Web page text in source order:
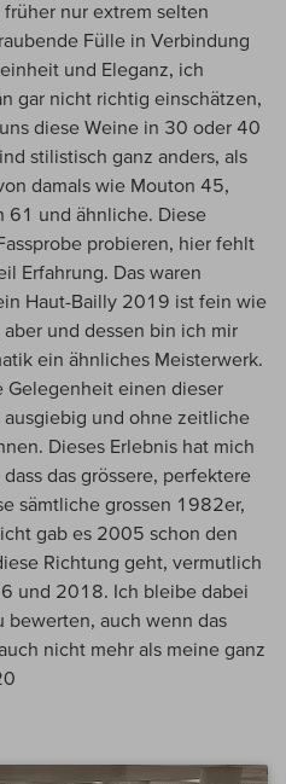
nur extrem selten
Fülle in Verbindung
und Eleganz, ich
gar nicht richtig einschätzen,
diese Weine in 30 oder 40
stilistisch ganz anders, als
damals wie Mouton 45,
61 und ähnliche. Diese
probieren, hier fehlt
Erfahrung. Das waren
Haut-Bailly 2019 ist fein wie
und dessen bin ich mir
ein ähnliches Meisterwerk.
Gelegenheit einen dieser
ausgiebig und ohne zeitliche
Dieses Erlebnis hat mich
das grössere, perfektere
sämtliche grossen 1982er,
gab es 2005 schon den
Richtung geht, vermutlich
und 2018. Ich bleibe dabei
bewerten, auch wenn das
nicht mehr als meine ganz